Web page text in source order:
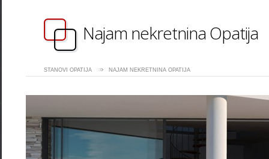
Najam nekretnina Opatija
STANOVI OPATIJA NAJAM NEKRETNINA OPATIJA